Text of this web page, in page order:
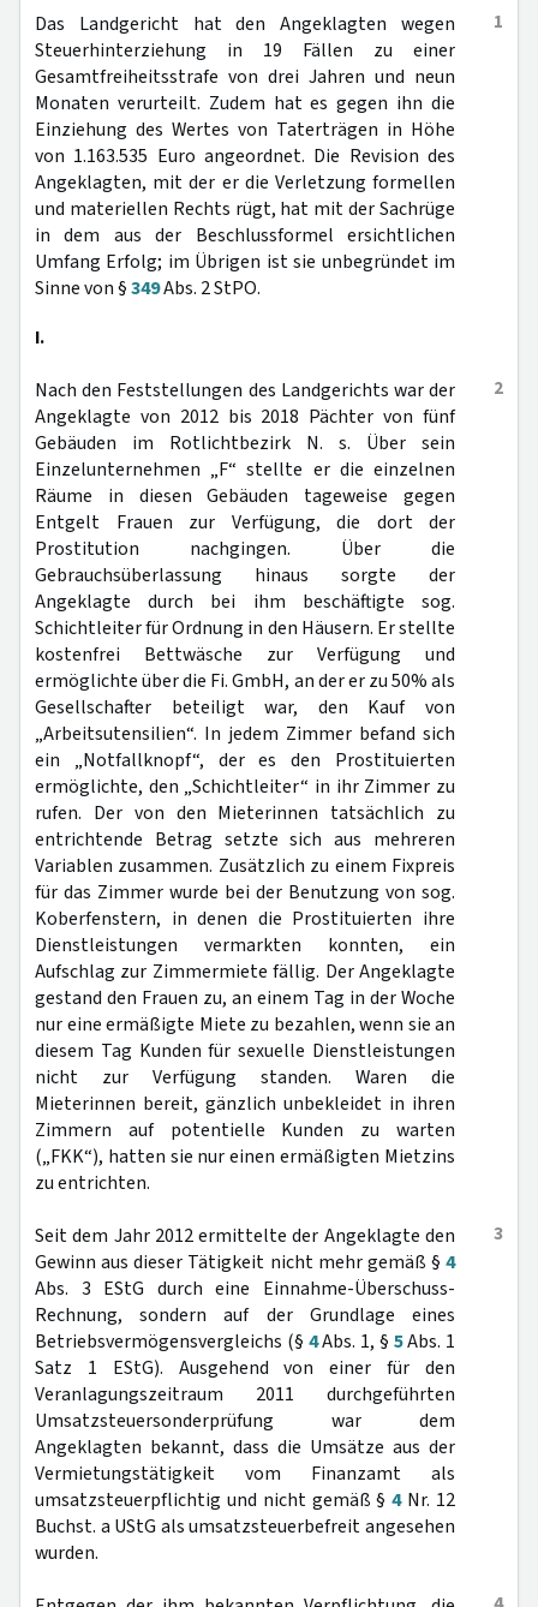
1
Das Landgericht hat den Angeklagten wegen
Steuerhinterziehung in 19 Fällen zu einer
Gesamtfreiheitsstrafe von drei Jahren und neun
Monaten verurteilt. Zudem hat es gegen ihn die
Einziehung des Wertes von Taterträgen in Höhe
von 1.163.535 Euro angeordnet. Die Revision des
Angeklagten, mit der er die Verletzung formellen
und materiellen Rechts rügt, hat mit der Sachrüge
in dem aus der Beschlussformel ersichtlichen
Umfang Erfolg; im Übrigen ist sie unbegründet im
Sinne von §349Abs. 2 StPO.
I.
2
Nach den Feststellungen des Landgerichts war der
Angeklagte von 2012 bis 2018 Pächter von fünf
Gebäuden im Rotlichtbezirk N. s. Über sein
Einzelunternehmen „F“ stellte er die einzelnen
Räume in diesen Gebäuden tageweise gegen
Entgelt Frauen zur Verfügung, die dort der
Prostitution nachgingen. Über die
Gebrauchsüberlassung hinaus sorgte der
Angeklagte durch bei ihm beschäftigte sog.
Schichtleiter für Ordnung in den Häusern. Er stellte
kostenfrei Bettwäsche zur Verfügung und
ermöglichte über die Fi. GmbH, an der er zu 50% als
Gesellschafter beteiligt war, den Kauf von
„Arbeitsutensilien“. In jedem Zimmer befand sich
ein „Notfallknopf“, der es den Prostituierten
ermöglichte, den „Schichtleiter“ in ihr Zimmer zu
rufen. Der von den Mieterinnen tatsächlich zu
entrichtende Betrag setzte sich aus mehreren
Variablen zusammen. Zusätzlich zu einem Fixpreis
für das Zimmer wurde bei der Benutzung von sog.
Koberfenstern, in denen die Prostituierten ihre
Dienstleistungen vermarkten konnten, ein
Aufschlag zur Zimmermiete fällig. Der Angeklagte
gestand den Frauen zu, an einem Tag in der Woche
nur eine ermäßigte Miete zu bezahlen, wenn sie an
diesem Tag Kunden für sexuelle Dienstleistungen
nicht zur Verfügung standen. Waren die
Mieterinnen bereit, gänzlich unbekleidet in ihren
Zimmern auf potentielle Kunden zu warten
(„FKK“), hatten sie nur einen ermäßigten Mietzins
zu entrichten.
3
Seit dem Jahr 2012 ermittelte der Angeklagte den
Gewinn aus dieser Tätigkeit nicht mehr gemäß § 4
Abs. 3 EStG durch eine Einnahme-Überschuss-
Rechnung, sondern auf der Grundlage eines
Betriebsvermögensvergleichs (§ 4Abs. 1, § 5Abs. 1
Satz 1 EStG). Ausgehend von einer für den
Veranlagungszeitraum 2011 durchgeführten
Umsatzsteuersonderprüfung war dem
Angeklagten bekannt, dass die Umsätze aus der
Vermietungstätigkeit vom Finanzamt als
umsatzsteuerpflichtig und nicht gemäß §4Nr. 12
Buchst. a UStG als umsatzsteuerbefreit angesehen
wurden.